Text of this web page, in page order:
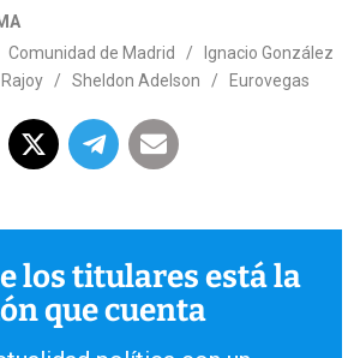
Comunidad de Madrid /
Ignacio González
/ Sheldon Adelson / Eurovegas
los titulares está la
que cuenta